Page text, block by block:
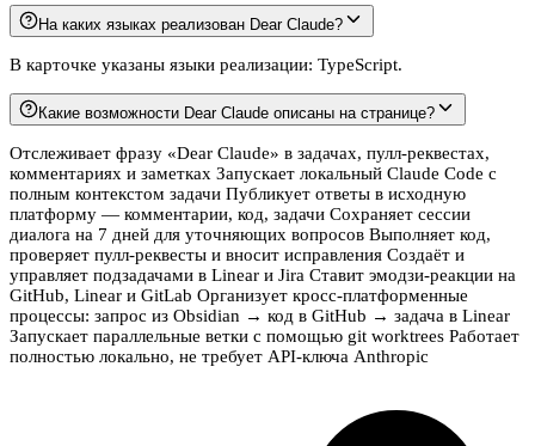
На каких языках реализован Dear Claude?
В карточке указаны языки реализации: TypeScript.
Какие возможности Dear Claude описаны на странице?
Отслеживает фразу «Dear Claude» в задачах, пулл-реквестах,
комментариях и заметках Запускает локальный Claude Code с
полным контекстом задачи Публикует ответы в исходную
платформу — комментарии, код, задачи Сохраняет сессии
диалога на 7 дней для уточняющих вопросов Выполняет код,
проверяет пулл-реквесты и вносит исправления Создаёт и
управляет подзадачами в Linear и Jira Ставит эмодзи-реакции на
GitHub, Linear и GitLab Организует кросс-платформенные
процессы: запрос из Obsidian → код в GitHub → задача в Linear
Запускает параллельные ветки с помощью git worktrees Работает
полностью локально, не требует API-ключа Anthropic